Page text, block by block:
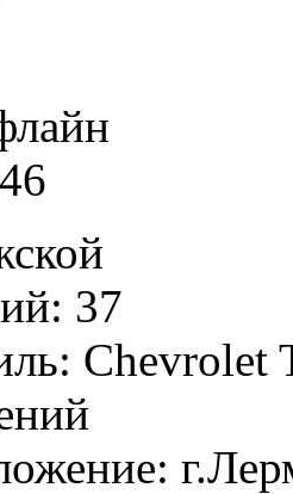
37
Chevrolet